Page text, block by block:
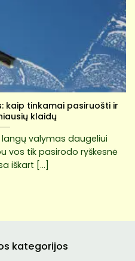
kaip tinkamai pasiruošti ir
klaidų
valymas daugeliui
vos tik pasirodo ryškesnė
iškart [...]
kategorijos